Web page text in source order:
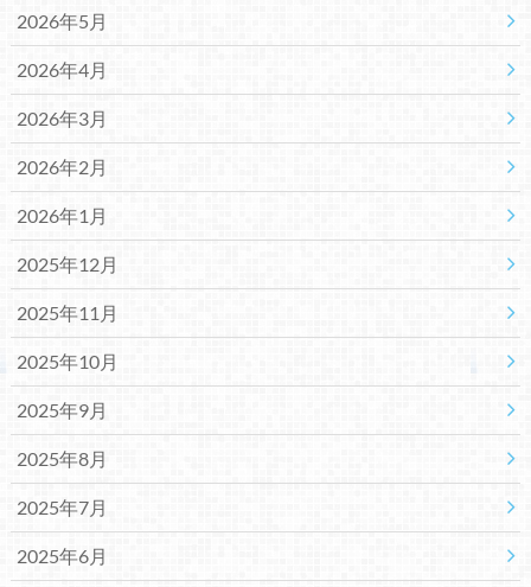
2026年5月
2026年4月
2026年3月
2026年2月
2026年1月
2025年12月
2025年11月
2025年10月
2025年9月
2025年8月
2025年7月
2025年6月